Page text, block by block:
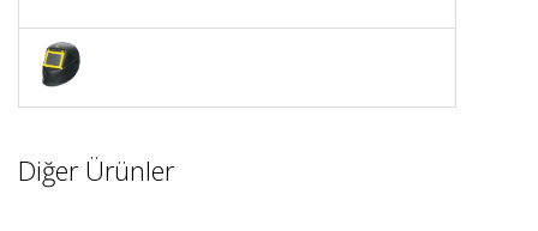
Diğer Ürünler